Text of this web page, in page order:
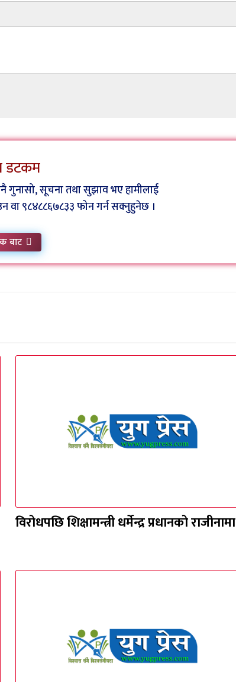
डटकम
गुनासो, सूचना तथा सुझाव भए हामीलाई
वा ९८४८८६७८३३ फोन गर्न सक्नुहुनेछ ।
बाट
विरोधपछि शिक्षामन्त्री धर्मेन्द्र प्रधानको राजीनामा